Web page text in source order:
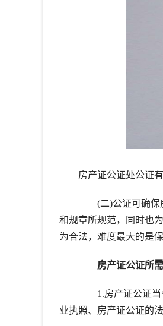
房产证公证处公证
(二)公证可确保房
和规章所规范，同时也
为合法，难度最大的是
房产证公证所
1.房产证公证当
业执照、房产证公证的